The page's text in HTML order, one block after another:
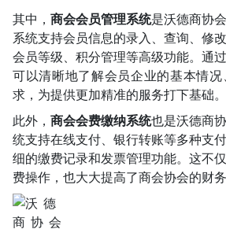
其中， 商会会员管理系统是沃德商协
系统支持会员信息的录入、查询、修
会员等级、积分管理等高级功能。通
可以清晰地了解会员企业的基本情
求，为提供更加精准的服务打下基础。
此外， 商会会费缴纳系统也是沃德商
统支持在线支付、银行转账等多种支
细的缴费记录和发票管理功能。这不
费操作，也大大提高了商会协会的财务